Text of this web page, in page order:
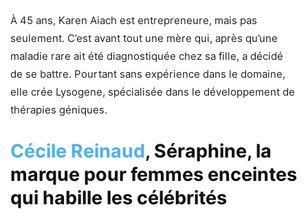
À 45 ans, Karen Aiach est entrepreneure, mais pas
seulement. C’est avant tout une mère qui, après qu’une
maladie rare ait été diagnostiquée chez sa fille, a décidé
de se battre. Pourtant sans expérience dans le domaine,
elle crée Lysogene, spécialisée dans le développement de
thérapies géniques.
Cécile Reinaud, Séraphine, la
marque pour femmes enceintes
qui habille les célébrités